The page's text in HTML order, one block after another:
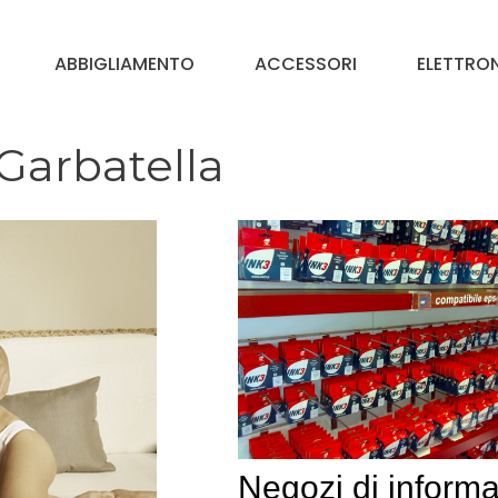
ABBIGLIAMENTO ACCESSORI
Negozi di